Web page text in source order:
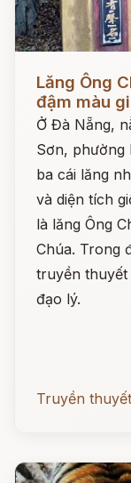
Lăng Ông
đậm màu
Ở Đà Nẵng,
Sơn, phường
ba cái lăng
và diện tích
là lăng Ông
Chúa. Trong
truyền thuyết
đạo lý.
Truyền